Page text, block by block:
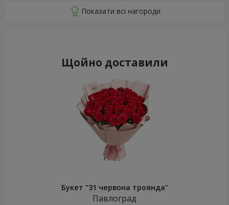
Щойно доставили
Букет "31 червона троянда"
Павлоград